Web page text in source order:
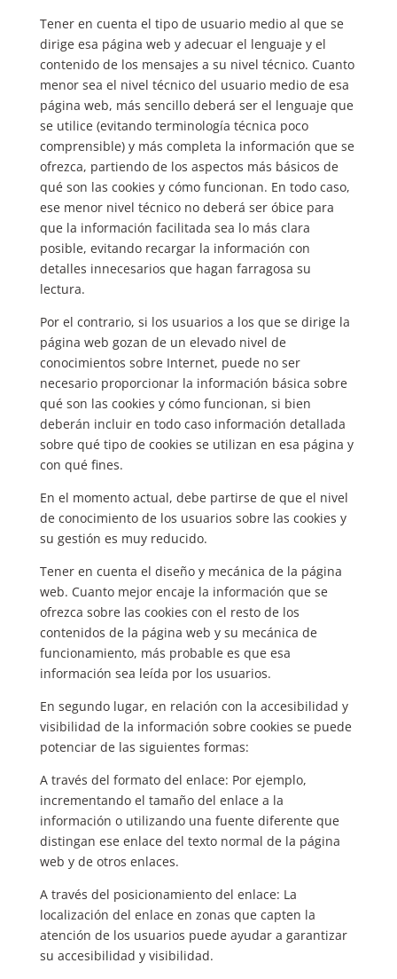
Tener en cuenta el tipo de usuario medio al que se
dirige esa página web y adecuar el lenguaje y el
contenido de los mensajes a su nivel técnico. Cuanto
menor sea el nivel técnico del usuario medio de esa
página web, más sencillo deberá ser el lenguaje que
se utilice (evitando terminología técnica poco
comprensible) y más completa la información que se
ofrezca, partiendo de los aspectos más básicos de
qué son las cookies y cómo funcionan. En todo caso,
ese menor nivel técnico no deberá ser óbice para
que la información facilitada sea lo más clara
posible, evitando recargar la información con
detalles innecesarios que hagan farragosa su
lectura.
Por el contrario, si los usuarios a los que se dirige la
página web gozan de un elevado nivel de
conocimientos sobre Internet, puede no ser
necesario proporcionar la información básica sobre
qué son las cookies y cómo funcionan, si bien
deberán incluir en todo caso información detallada
sobre qué tipo de cookies se utilizan en esa página y
con qué fines.
En el momento actual, debe partirse de que el nivel
de conocimiento de los usuarios sobre las cookies y
su gestión es muy reducido.
Tener en cuenta el diseño y mecánica de la página
web. Cuanto mejor encaje la información que se
ofrezca sobre las cookies con el resto de los
contenidos de la página web y su mecánica de
funcionamiento, más probable es que esa
información sea leída por los usuarios.
En segundo lugar, en relación con la accesibilidad y
visibilidad de la información sobre cookies se puede
potenciar de las siguientes formas:
A través del formato del enlace: Por ejemplo,
incrementando el tamaño del enlace a la
información o utilizando una fuente diferente que
distingan ese enlace del texto normal de la página
web y de otros enlaces.
A través del posicionamiento del enlace: La
localización del enlace en zonas que capten la
atención de los usuarios puede ayudar a garantizar
su accesibilidad y visibilidad.